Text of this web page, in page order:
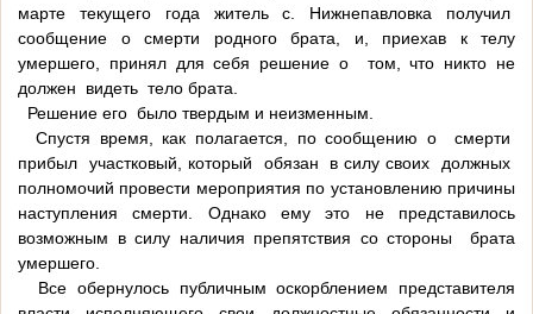
марте текущего года житель с. Нижнепавловка получил
сообщение о смерти родного брата, и, приехав к телу
умершего, принял для себя решение о том, что никто не
должен видеть тело брата.
Решение его было твердым и неизменным.
Спустя время, как полагается, по сообщению о смерти
прибыл участковый, который обязан в силу своих должных
полномочий провести мероприятия по установлению причины
наступления смерти. Однако ему это не представилось
возможным в силу наличия препятствия со стороны брата
умершего.
Все обернулось публичным оскорблением представителя